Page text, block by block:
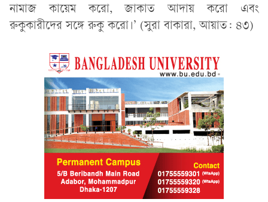
নামাজ কায়েম করো, জাকাত আদায় করো এবং
রুকুকারীদের সঙ্গে রুকু করো।’ (সুরা বাকারা, আয়াত: ৪৩)